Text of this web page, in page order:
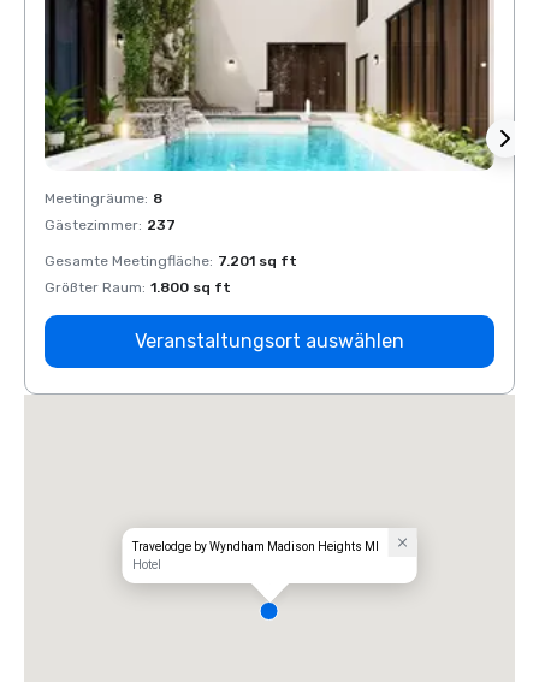
Meetingräume: 8
Gästezimmer: 237
Gesamte Meetingfläche: 7.201 sq ft
Größter Raum: 1.800 sq ft
Veranstaltungsort auswählen
Travelodge by Wyndham Madison Heights MI
Hotel